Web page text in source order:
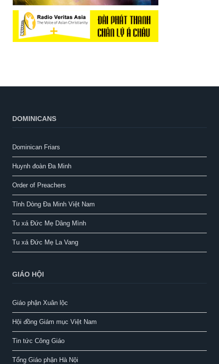
DOMINICANS
Dominican Friars
Huynh đoàn Đa Minh
Order of Preachers
Tỉnh Dòng Đa Minh Việt Nam
Tu xá Đức Mẹ Dâng Mình
Tu xá Đức Mẹ La Vang
GIÁO HỘI
Giáo phận Xuân lộc
Hội đồng Giám mục Việt Nam
Tin tức Công Giáo
Tổng Giáo phận Hà Nội